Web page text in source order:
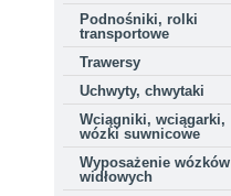
Podnośniki, rolki
transportowe
Trawersy
Uchwyty, chwytaki
Wciągniki, wciągarki,
wózki suwnicowe
Wyposażenie wózków
widłowych